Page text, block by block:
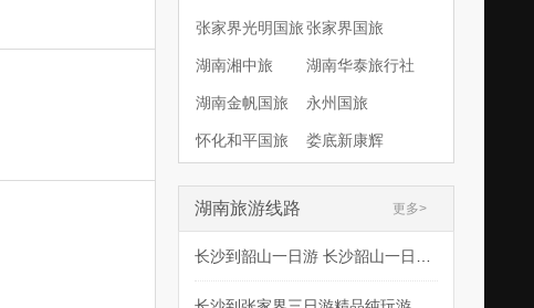
张家界光明国旅张家界国旅
湖南湘中旅 湖南华泰旅行社
湖南金帆国旅 永州国旅
怀化和平国旅 娄底新康辉
湖南旅游线路 更多>